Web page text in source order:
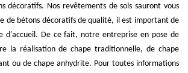
décoratifs. Nos revêtements de sols sauront vous
de bétons décoratifs de qualité, il est important de
d'accueil. De ce fait, notre entreprise en pose de
la réalisation de chape traditionnelle, de chape
ou de chape anhydrite. Pour toutes informations